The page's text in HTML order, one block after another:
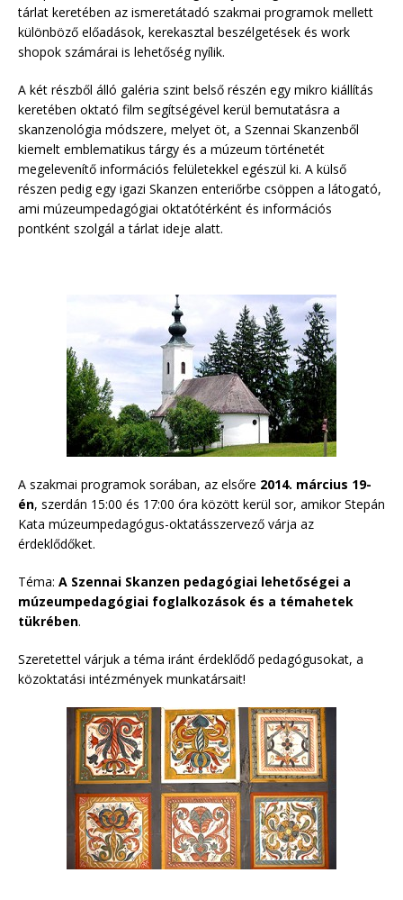
tárlat keretében az ismeretátadó szakmai programok mellett
különböző előadások, kerekasztal beszélgetések és work
shopok számárai is lehetőség nyílik.
A két részből álló galéria szint belső részén egy mikro kiállítás
keretében oktató film segítségével kerül bemutatásra a
skanzenológia módszere, melyet öt, a Szennai Skanzenből
kiemelt emblematikus tárgy és a múzeum történetét
megelevenítő információs felületekkel egészül ki. A külső
részen pedig egy igazi Skanzen enteriőrbe csöppen a látogató,
ami múzeumpedagógiai oktatótérként és információs
pontként szolgál a tárlat ideje alatt.
A szakmai programok sorában, az elsőre 2014. március 19-
én, szerdán 15:00 és 17:00 óra között kerül sor, amikor Stepán
Kata múzeumpedagógus-oktatásszervező várja az
érdeklődőket.
Téma: A Szennai Skanzen pedagógiai lehetőségei a
múzeumpedagógiai foglalkozások és a témahetek
tükrében.
Szeretettel várjuk a téma iránt érdeklődő pedagógusokat, a
közoktatási intézmények munkatársait!